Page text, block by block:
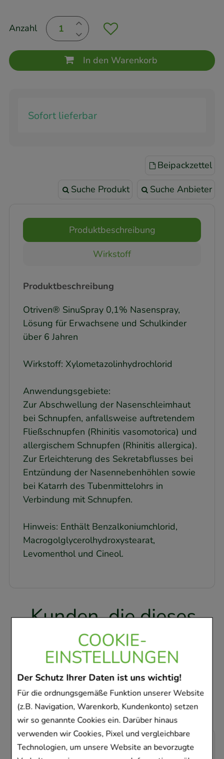
COOKIE-
EINSTELLUNGEN
Der Schutz Ihrer Daten ist uns wichtig!
Für die ordnungsgemäße Funktion unserer Website
(z.B. Navigation, Warenkorb, Kundenkonto) setzen
wir so genannte Cookies ein. Darüber hinaus
verwenden wir Cookies, Pixel und vergleichbare
Technologien, um unsere Website an bevorzugte
Anzahl
In den Warenkorb
Sofort lieferbar
Beipackzettel
Suche Produkt Suche Anbieter
Produktbeschreibung
Wirkstoff
Produktbeschreibung
Otriven® SinuSpray 0,1% Nasenspray,
Lösung für Erwachsene und Schulkinder
über 6 Jahren
Wirkstoff: Xylometazolinhydrochlorid
Anwendungsgebiete:
Zur Abschwellung der Nasenschleimhaut
bei Schnupfen, anfallsweise auftretendem
Fließschnupfen (Rhinitis vasomotorica) und
allergischem Schnupfen (Rhinitis allergica).
Zur Erleichterung des Sekretabflusses bei
Entzündung der Nasennebenhöhlen sowie
bei Katarrh des Tubenmittelohrs in
Verbindung mit Schnupfen.
Hinweis: Enthält Benzalkoniumchlorid,
Macrogolglycerolhydroxystearat,
Levomenthol und Cineol.
Kunden, die dieses
Produkt gekauft
haben, haben sich
ebenfalls für folgende
Artikel entschieden
-33,5%